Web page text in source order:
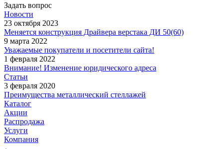
Задать вопрос
Новости
23 октября 2023
Меняется конструкция Драйвера верстака ДИ 50(60)
9 марта 2022
Уважаемые покупатели и посетители сайта!
1 февраля 2022
Внимание! Изменение юридического адреса
Статьи
3 февраля 2020
Преимущества металлический стеллажей
Каталог
Акции
Распродажа
Услуги
Компания